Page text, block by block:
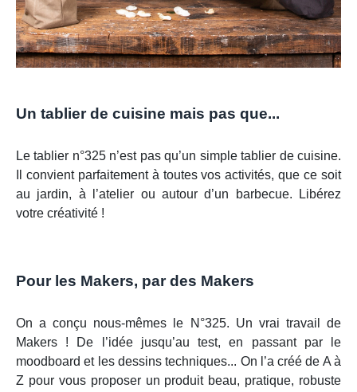
Un tablier de cuisine mais pas que...
Le tablier n°325 n’est pas qu’un simple tablier de cuisine.
Il convient parfaitement à toutes vos activités, que ce soit
au jardin, à l’atelier ou autour d’un barbecue. Libérez
votre créativité !
Pour les Makers, par des Makers
On a conçu nous-mêmes le N°325. Un vrai travail de
Makers ! De l’idée jusqu’au test, en passant par le
moodboard et les dessins techniques... On l’a créé de A à
Z pour vous proposer un produit beau, pratique, robuste